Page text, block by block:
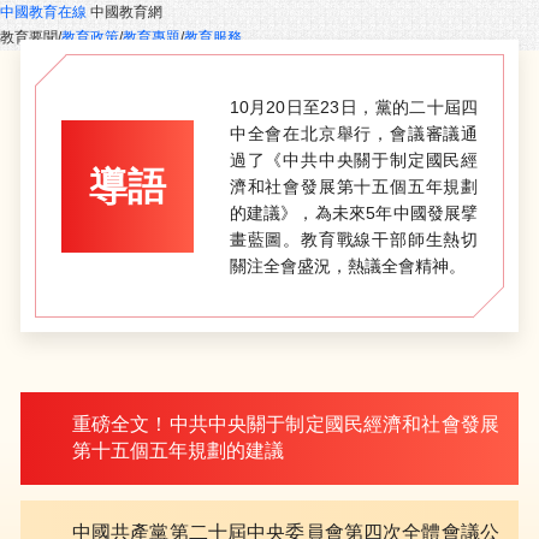
中國教育在線 中國教育網
教育要聞/教育政策/教育專題/教育服務
導語
10月20日至23日，黨的二十屆四
中全會在北京舉行，會議審議通
過了《中共中央關于制定國民經
濟和社會發展第十五個五年規劃
的建議》，為未來5年中國發展擘
畫藍圖。教育戰線干部師生熱切
關注全會盛況，熱議全會精神。
重磅全文！中共中央關于制定國民經濟和社會發展
第十五個五年規劃的建議
中國共產黨第二十屆中央委員會第四次全體會議公